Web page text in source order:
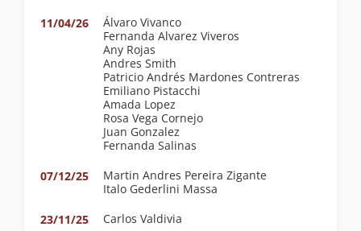
11/04/26
Álvaro Vivanco
Fernanda Alvarez Viveros
Any Rojas
Andres Smith
Patricio Andrés Mardones Contreras
Emiliano Pistacchi
Amada Lopez
Rosa Vega Cornejo
Juan Gonzalez
Fernanda Salinas
07/12/25
Martin Andres Pereira Zigante
Italo Gederlini Massa
23/11/25
Carlos Valdivia